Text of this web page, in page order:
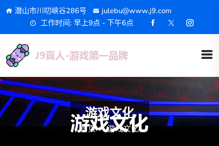
潜山市川叨峡谷286号
julebu@www.j9.com
工作时间: 早上9点 - 下午6点
游戏文化
首页 游戏文化